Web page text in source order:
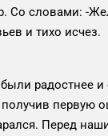
Со словами: -
и тихо исчез.
радостнее и
первую
Перед